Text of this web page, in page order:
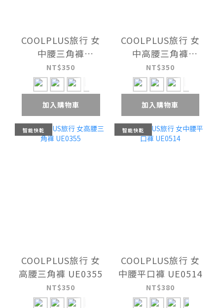
COOLPLUS旅行 女
中腰三角褲
UE0340A
NT$350
加入購物車
COOLPLUS旅行 女
中高腰三角褲
UE0346
NT$350
加入購物車
智能快乾
COOLPLUS旅行 女
高腰三角褲 UE0355
NT$350
智能快乾
COOLPLUS旅行 女
中腰平口褲 UE0514
NT$380